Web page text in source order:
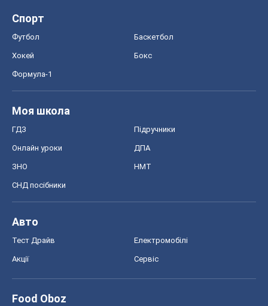
Спорт
Футбол Баскетбол
Хокей Бокс
Формула-1
Моя школа
ГДЗ Підручники
Онлайн уроки ДПА
ЗНО НМТ
СНД посібники
Авто
Тест Драйв Електромобілі
Акції Сервіс
Food Oboz